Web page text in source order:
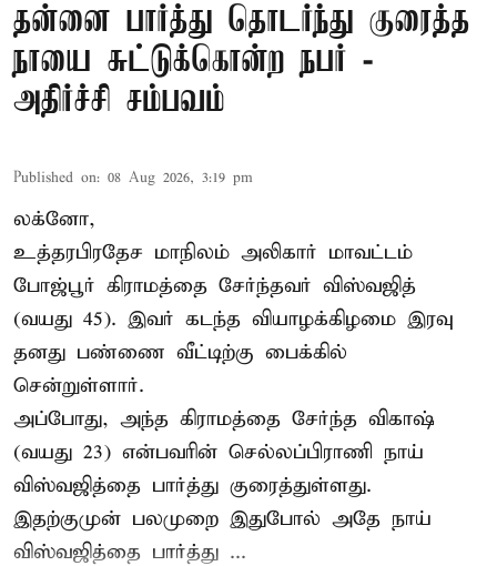
தன்னை பார்த்து தொடர்ந்து குரைத்த
நாயை சுட்டுக்கொன்ற நபர் -
அதிர்ச்சி சம்பவம்
Published on: 08 Aug 2026, 3:19 pm
லக்னோ,
உத்தரபிரதேச மாநிலம் அலிகார் மாவட்டம்
போஜ்பூர் கிராமத்தை சேர்ந்தவர் விஸ்வஜித்
(வயது 45). இவர் கடந்த வியாழக்கிழமை இரவு
தனது பண்ணை வீட்டிற்கு பைக்கில்
சென்றுள்ளார்.
அப்போது, அந்த கிராமத்தை சேர்ந்த விகாஷ்
(வயது 23) என்பவரின் செல்லப்பிராணி நாய்
விஸ்வஜித்தை பார்த்து குரைத்துள்ளது.
இதற்குமுன் பலமுறை இதுபோல் அதே நாய்
விஸ்வஜித்தை பார்த்து ...